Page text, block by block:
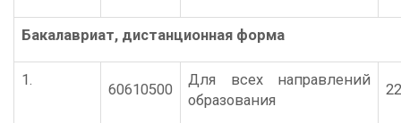
Бакалавриат, дистанционная форма
1.
60610500
Для всех направлений
образования